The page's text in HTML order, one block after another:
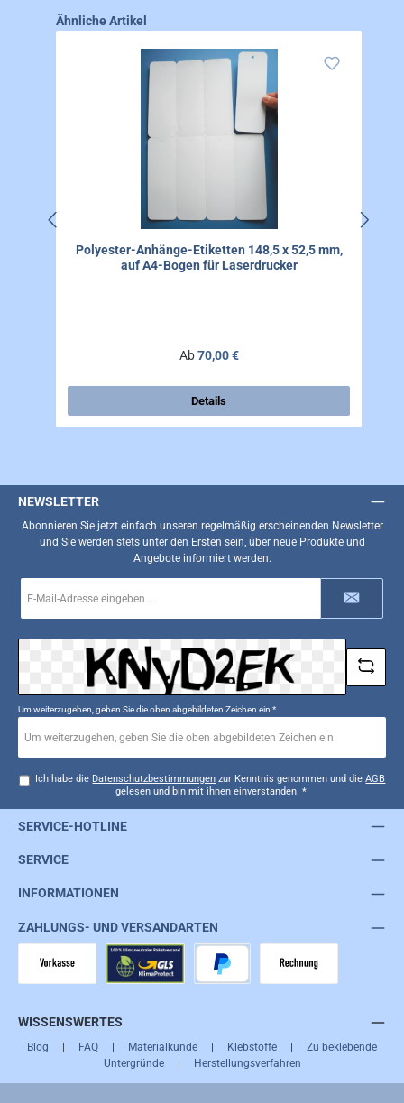
Produktgalerie überspringen
Ähnliche Artikel
Polyester-Anhänge-Etiketten 148,5 x 52,5 mm,
auf A4-Bogen für Laserdrucker
Regulärer Preis:
Ab70,00 €
Details
NEWSLETTER
Abonnieren Sie jetzt einfach unseren regelmäßig erscheinenden Newsletter
und Sie werden stets unter den Ersten sein, über neue Produkte und
Angebote informiert werden.
Mail-
*
Um weiterzugehen, geben Sie die oben abgebildeten Zeichen ein *
Ich habe die Datenschutzbestimmungen zur Kenntnis genommen und dieAGB
gelesen und bin mit ihnen einverstanden. *
SERVICE-HOTLINE
SERVICE
INFORMATIONEN
ZAHLUNGS- UND VERSANDARTEN
WISSENSWERTES
Blog | FAQ | Materialkunde | Klebstoffe | Zu beklebende
Untergründe| Herstellungsverfahren